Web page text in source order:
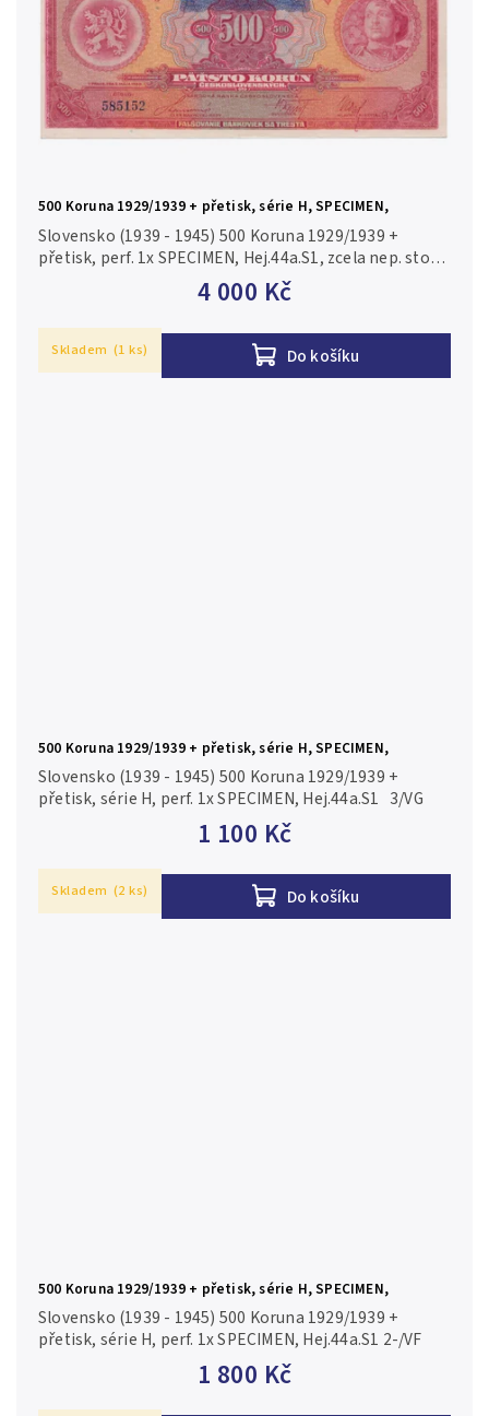
500 Koruna 1929/1939 + přetisk, série H, SPECIMEN,
Hej.44a.S1
4 000 Kč
Do košíku
Slovensko (1939 - 1945) 500 Koruna 1929/1939 +
přetisk, perf. 1x SPECIMEN, Hej.44a.S1, zcela nep. stopa
Skladem (1 ks)
500 Koruna 1929/1939 + přetisk, série H, SPECIMEN,
Hej.44a.S1
1 100 Kč
Do košíku
Slovensko (1939 - 1945) 500 Koruna 1929/1939 +
přetisk, série H, perf. 1x SPECIMEN, Hej.44a.S1 3/VG
Skladem (2 ks)
500 Koruna 1929/1939 + přetisk, série H, SPECIMEN,
Hej.44a.S1
1 800 Kč
Slovensko (1939 - 1945) 500 Koruna 1929/1939 +
přetisk, série H, perf. 1x SPECIMEN, Hej.44a.S1 2-/VF